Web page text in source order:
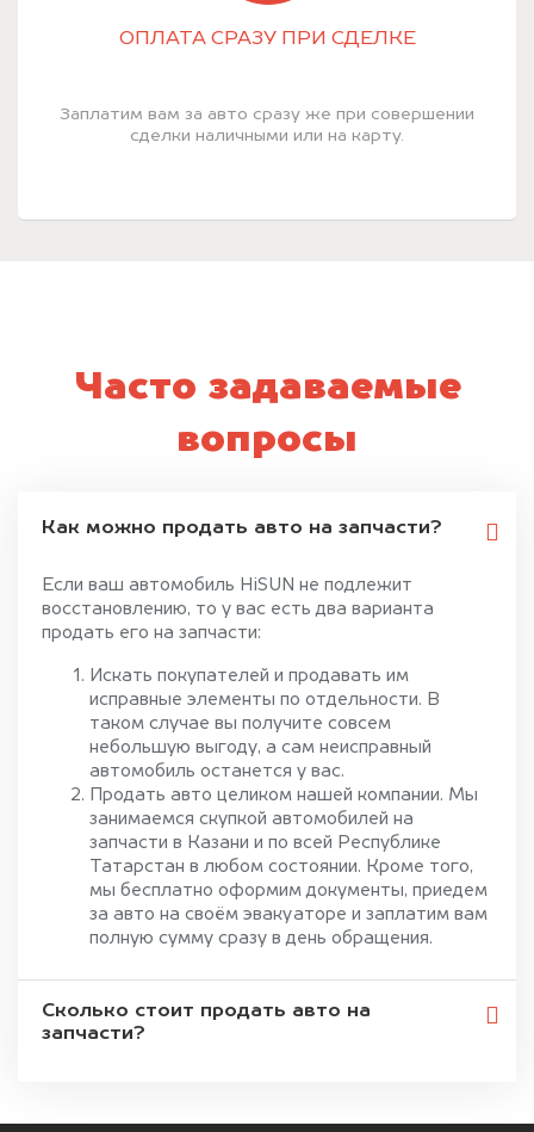
ОПЛАТА СРАЗУ ПРИ СДЕЛКЕ
Заплатим вам за авто сразу же при совершении
сделки наличными или на карту.
Часто задаваемые
вопросы
Как можно продать авто на запчасти?
Если ваш автомобиль HiSUN не подлежит
восстановлению, то у вас есть два варианта
продать его на запчасти:
Искать покупателей и продавать им
исправные элементы по отдельности. В
таком случае вы получите совсем
небольшую выгоду, а сам неисправный
автомобиль останется у вас.
Продать авто целиком нашей компании. Мы
занимаемся скупкой автомобилей на
запчасти в Казани и по всей Республике
Татарстан в любом состоянии. Кроме того,
мы бесплатно оформим документы, приедем
за авто на своём эвакуаторе и заплатим вам
полную сумму сразу в день обращения.
Сколько стоит продать авто на
запчасти?